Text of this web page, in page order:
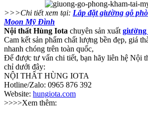
>>>Chi tiết xem tại: Lắp đặt giường gỗ
Moon Mỹ Đình
Nội thất Hùng Iota chuyên sản xuất giường
Cam kết sản phẩm chất lượng bền đẹp, giá
nhanh chóng trên toàn quốc,
Để được tư vấn chi tiết, bạn hãy liên hệ Nội
chỉ dưới đây:
NỘI THẤT HÙNG IOTA
Hotline/Zalo: 0965 876 392
Website: hungiota.com
>>>>Xem thêm: